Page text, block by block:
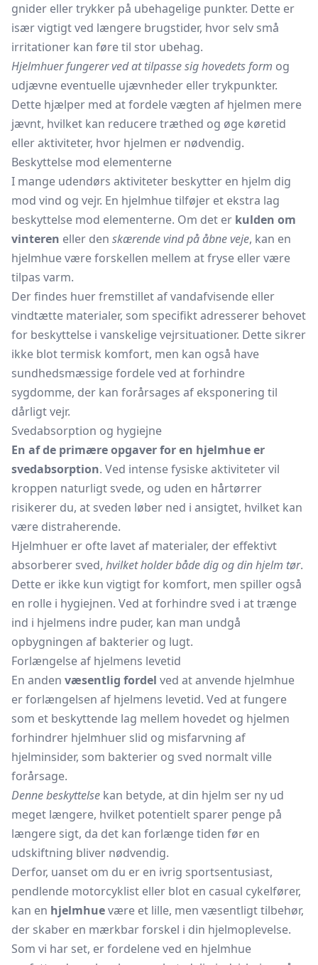
gnider eller trykker på ubehagelige punkter. Dette er
især vigtigt ved længere brugstider, hvor selv små
irritationer kan føre til stor ubehag.
Hjelmhuer fungerer ved at tilpasse sig hovedets form og
udjævne eventuelle ujævnheder eller trykpunkter.
Dette hjælper med at fordele vægten af hjelmen mere
jævnt, hvilket kan reducere træthed og øge køretid
eller aktiviteter, hvor hjelmen er nødvendig.
Beskyttelse mod elementerne
I mange udendørs aktiviteter beskytter en hjelm dig
mod vind og vejr. En hjelmhue tilføjer et ekstra lag
beskyttelse mod elementerne. Om det er kulden om
vinteren eller den skærende vind på åbne veje, kan en
hjelmhue være forskellen mellem at fryse eller være
tilpas varm.
Der findes huer fremstillet af vandafvisende eller
vindtætte materialer, som specifikt adresserer behovet
for beskyttelse i vanskelige vejrsituationer. Dette sikrer
ikke blot termisk komfort, men kan også have
sundhedsmæssige fordele ved at forhindre
sygdomme, der kan forårsages af eksponering til
dårligt vejr.
Svedabsorption og hygiejne
En af de primære opgaver for en hjelmhue er
svedabsorption. Ved intense fysiske aktiviteter vil
kroppen naturligt svede, og uden en hårtørrer
risikerer du, at sveden løber ned i ansigtet, hvilket kan
være distraherende.
Hjelmhuer er ofte lavet af materialer, der effektivt
absorberer sved, hvilket holder både dig og din hjelm tør.
Dette er ikke kun vigtigt for komfort, men spiller også
en rolle i hygiejnen. Ved at forhindre sved i at trænge
ind i hjelmens indre puder, kan man undgå
opbygningen af bakterier og lugt.
Forlængelse af hjelmens levetid
En anden væsentlig fordel ved at anvende hjelmhue
er forlængelsen af hjelmens levetid. Ved at fungere
som et beskyttende lag mellem hovedet og hjelmen
forhindrer hjelmhuer slid og misfarvning af
hjelminsider, som bakterier og sved normalt ville
forårsage.
Denne beskyttelse kan betyde, at din hjelm ser ny ud
meget længere, hvilket potentielt sparer penge på
længere sigt, da det kan forlænge tiden før en
udskiftning bliver nødvendig.
Derfor, uanset om du er en ivrig sportsentusiast,
pendlende motorcyklist eller blot en casual cykelfører,
kan en hjelmhuevære et lille, men væsentligt tilbehør,
der skaber en mærkbar forskel i din hjelmoplevelse.
Som vi har set, er fordelene ved en hjelmhue